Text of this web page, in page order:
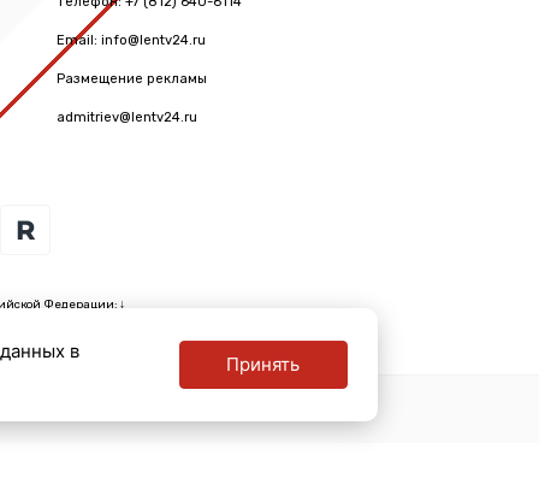
Email: info@lentv24.ru
Размещение рекламы
admitriev@lentv24.ru
Федерации: ↓
в
Принять